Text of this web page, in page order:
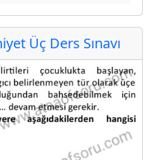
Üç Ders Sınavı